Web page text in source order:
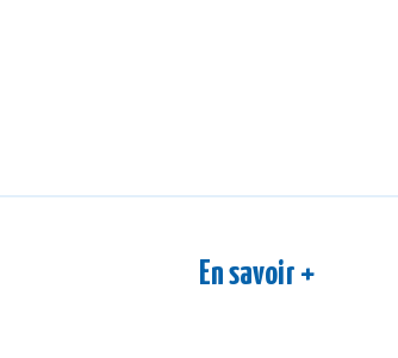
En savoir +